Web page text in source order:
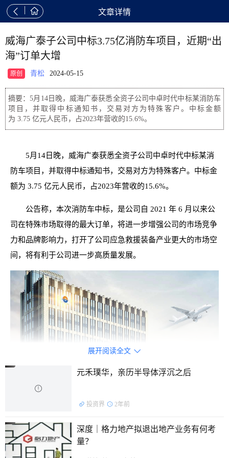
  文章详情
威海广泰子公司中标3.75亿消防车项目，近期“出
海”订单大增
原创 青松 2024-05-15
摘要：5月14日晚，威海广泰获悉全资子公司中卓时代中标某消防车
项目，并取得中标通知书，交易对方为特殊客户。中标金额
为 3.75 亿元人民币，占2023年营收的15.6%。
5月14日晚，威海广泰获悉全资子公司中卓时代中标某消
防车项目，并取得中标通知书，交易对方为特殊客户。中标金
额为 3.75 亿元人民币，占2023年营收的15.6%。
公告称，本次消防车中标，是公司自 2021 年 6 月以来公
司在特殊市场取得的最大订单，将进一步增强公司的市场竞争
力和品牌影响力，打开了公司应急救援装备产业更大的市场空
间，将有利于公司进一步高质量发展。
同时，威海广泰还强调，该项目对公司业务的独立性无重
大影响，公司主要业务不会因实施该项目对上述采购单位产生
公开资料显示，威海广泰主要从事空港装备和应急救援装
备两大类产品的生产，是全球规模最大的空港地面设备制造企
业之一，是全球唯一一家能为一座机场、一架飞机提供所有地
展开阅读全文 

元禾璞华，亲历半导体浮沉之后
投资界 2年前
深度｜格力地产拟退出地产业务有何考
量？